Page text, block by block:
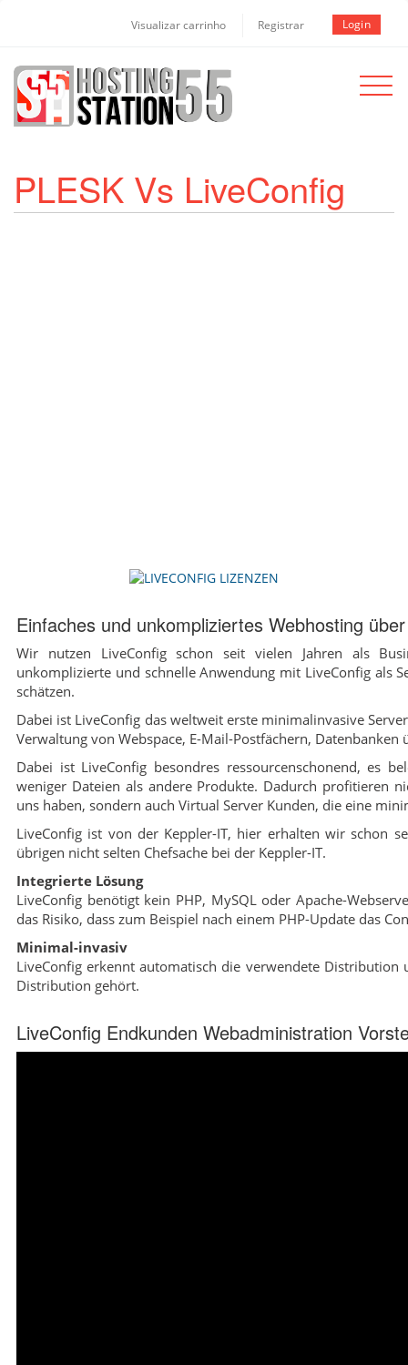
Visualizar carrinho Registrar Login
Toggle
PLESK Vs LiveConfig
Einfaches und unkompliziertes Webhosting
Wir nutzen LiveConfig schon seit vielen Jahren als
unkomplizierte und schnelle Anwendung mit LiveConfig als
schätzen.
Dabei ist LiveConfig das weltweit erste minimalinvasive
Verwaltung von Webspace, E-Mail-Postfächern,
Dabei ist LiveConfig besondres ressourcenschonend, es
weniger Dateien als andere Produkte. Dadurch profitieren
uns haben, sondern auch Virtual Server Kunden, die eine
LiveConfig ist von der Keppler-IT, hier erhalten wir schon
übrigen nicht selten Chefsache bei der Keppler-IT.
Integrierte Lösung
LiveConfig benötigt kein PHP, MySQL oder Apache-
das Risiko, dass zum Beispiel nach einem PHP-Update das
Minimal-invasiv
LiveConfig erkennt automatisch die verwendete
Distribution gehört.
LiveConfig Endkunden Webadministration